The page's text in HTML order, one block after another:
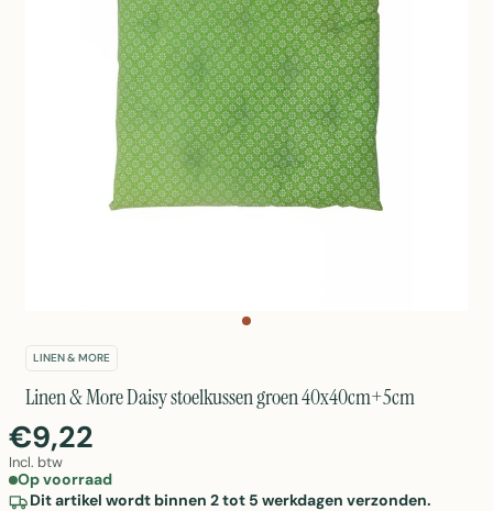
LINEN & MORE
Linen & More Daisy stoelkussen groen 40x40cm+5cm
€9,22
Incl. btw
Op voorraad
Dit artikel wordt binnen 2 tot 5 werkdagen verzonden.